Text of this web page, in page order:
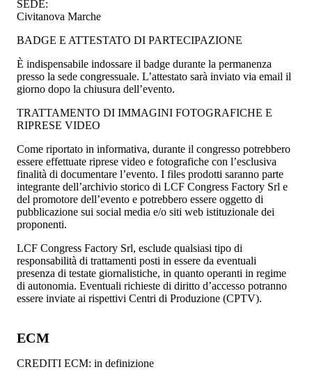
SEDE:
Civitanova Marche
BADGE E ATTESTATO DI PARTECIPAZIONE
È indispensabile indossare il badge durante la permanenza
presso la sede congressuale. L’attestato sarà inviato via email il
giorno dopo la chiusura dell’evento.
TRATTAMENTO DI IMMAGINI FOTOGRAFICHE E
RIPRESE VIDEO
Come riportato in informativa, durante il congresso potrebbero
essere effettuate riprese video e fotografiche con l’esclusiva
finalità di documentare l’evento. I files prodotti saranno parte
integrante dell’archivio storico di LCF Congress Factory Srl e
del promotore dell’evento e potrebbero essere oggetto di
pubblicazione sui social media e/o siti web istituzionale dei
proponenti.
LCF Congress Factory Srl, esclude qualsiasi tipo di
responsabilità di trattamenti posti in essere da eventuali
presenza di testate giornalistiche, in quanto operanti in regime
di autonomia. Eventuali richieste di diritto d’accesso potranno
essere inviate ai rispettivi Centri di Produzione (CPTV).
ECM
CREDITI ECM: in definizione